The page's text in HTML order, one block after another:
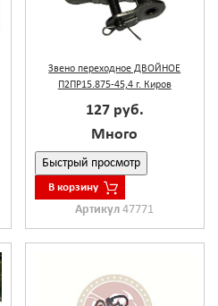
Звено переходное ДВОЙНОЕ
П2ПР15.875-45,4 г. Киров
127 руб.
Много
Быстрый просмотр
В корзину
Артикул47771